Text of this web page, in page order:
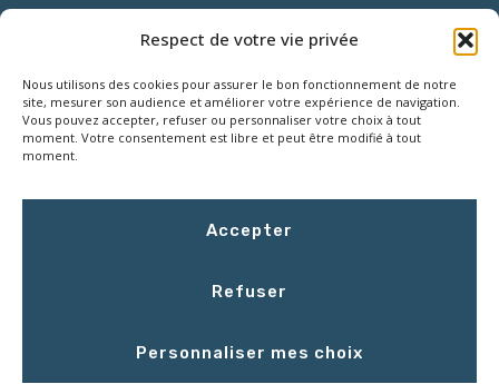
Respect de votre vie privée
Nous utilisons des cookies pour assurer le bon fonctionnement de notre
site, mesurer son audience et améliorer votre expérience de navigation.
Vous pouvez accepter, refuser ou personnaliser votre choix à tout
moment. Votre consentement est libre et peut être modifié à tout
moment.
Accepter
Refuser
Personnaliser mes choix
18 Rue Roger SALENGRO,
Z.I. des Grouëts, 41100 SAINT-OUEN
Le vendredi : 8h00 - 16h30